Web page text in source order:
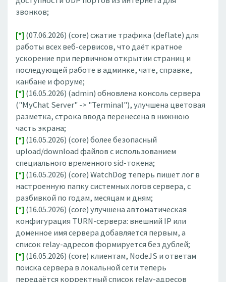
звонков;
[*] (07.06.2026) (core) сжатие трафика (deflate) для
работы всех веб-сервисов, что даёт кратное
ускорение при первичном открытии страниц и
последующей работе в админке, чате, справке,
канбане и форуме;
[*] (16.05.2026) (admin) обновлена консоль сервера
("MyChat Server" -> "Terminal"), улучшена цветовая
разметка, строка ввода перенесена в нижнюю
часть экрана;
[*] (16.05.2026) (core) более безопасный
upload/download файлов с использованием
специального временного sid-токена;
[*] (16.05.2026) (core) WatchDog теперь пишет лог в
настроенную папку системных логов сервера, с
разбивкой по годам, месяцам и дням;
[*] (16.05.2026) (core) улучшена автоматическая
конфигурация TURN-сервера: внешний IP или
доменное имя сервера добавляется первым, а
список relay-адресов формируется без дублей;
[*] (16.05.2026) (core) клиентам, NodeJS и ответам
поиска сервера в локальной сети теперь
передаётся корректный список relay-адресов